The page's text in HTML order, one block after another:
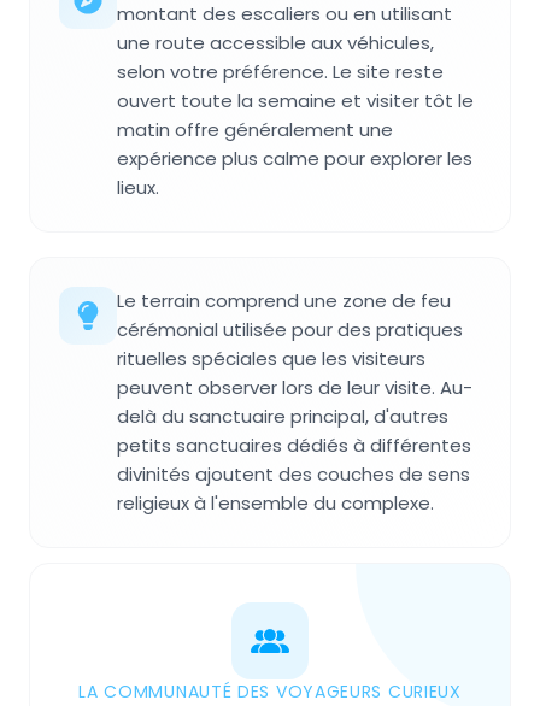
montant des escaliers ou en utilisant
une route accessible aux véhicules,
selon votre préférence. Le site reste
ouvert toute la semaine et visiter tôt le
matin offre généralement une
expérience plus calme pour explorer les
lieux.
Le terrain comprend une zone de feu
cérémonial utilisée pour des pratiques
rituelles spéciales que les visiteurs
peuvent observer lors de leur visite. Au-
delà du sanctuaire principal, d'autres
petits sanctuaires dédiés à différentes
divinités ajoutent des couches de sens
religieux à l'ensemble du complexe.
LA COMMUNAUTÉ DES VOYAGEURS CURIEUX